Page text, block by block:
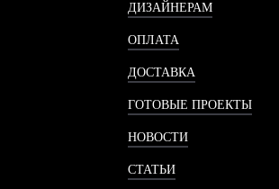
ДИЗАЙНЕРАМ
ОПЛАТА
ДОСТАВКА
ГОТОВЫЕ ПРОЕКТЫ
НОВОСТИ
СТАТЬИ